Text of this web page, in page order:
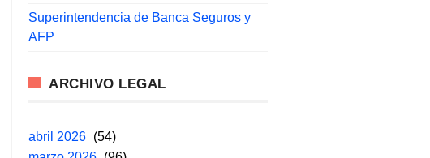
Superintendencia de Banca Seguros y
AFP
ARCHIVO LEGAL
abril 2026 (54)